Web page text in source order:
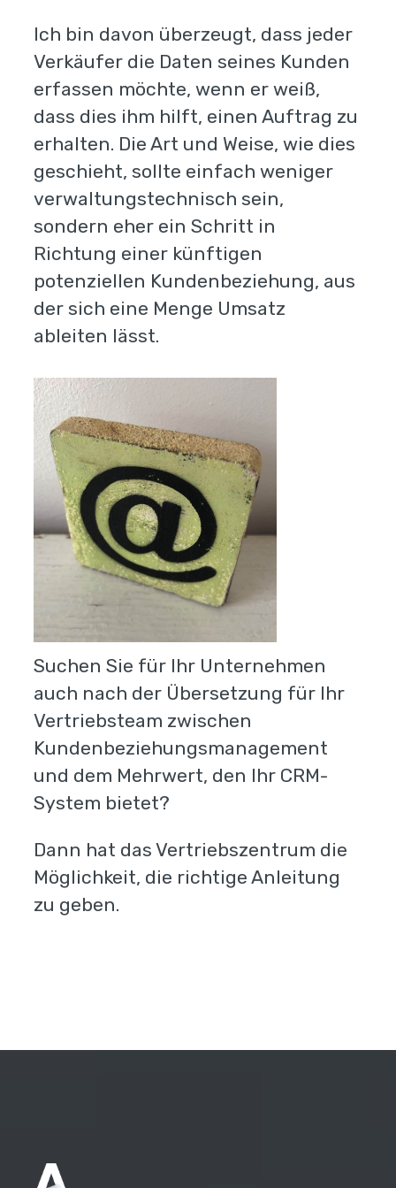
Ich bin davon überzeugt, dass jeder
Verkäufer die Daten seines Kunden
erfassen möchte, wenn er weiß,
dass dies ihm hilft, einen Auftrag zu
erhalten. Die Art und Weise, wie dies
geschieht, sollte einfach weniger
verwaltungstechnisch sein,
sondern eher ein Schritt in
Richtung einer künftigen
potenziellen Kundenbeziehung, aus
der sich eine Menge Umsatz
ableiten lässt.
Suchen Sie für Ihr Unternehmen
auch nach der Übersetzung für Ihr
Vertriebsteam zwischen
Kundenbeziehungsmanagement
und dem Mehrwert, den Ihr CRM-
System bietet?
Dann hat das Vertriebszentrum die
Möglichkeit, die richtige Anleitung
zu geben.